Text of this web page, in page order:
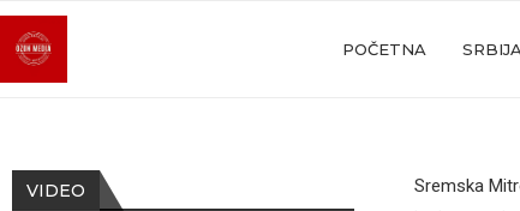
POČETNA SRBIJA
Sremska
VIDEO